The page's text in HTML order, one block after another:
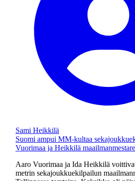
Sami Heikkilä
Suomi ampui MM-kultaa
Vuorimaa ja Heikkilä
Aaro Vuorimaa ja Ida Heikkilä
metrin sekajoukkuekilpailun